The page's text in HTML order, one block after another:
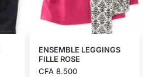
ENSEMBLE LEGGINGS
FILLE ROSE
CFA8.500